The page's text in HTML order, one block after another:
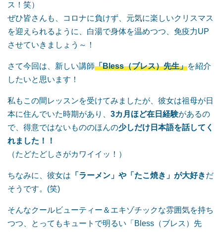
ス！笑）
ぜひ皆さんも、コロナに負けず、元気に楽しいクリスマス
を迎えられるように、白湯で身体を温めつつ、免疫力UP
させていきましょう～！
さて今回は、新しい講師「Bless（ブレス）先生」を紹介
したいと思います！
私もこの間レッスンを受けてみましたが、彼女は祖母が日
本に住んでいた時期があり、 3カ月ほど在日経験があるの
で、得意ではないもののほんの少しだけ日本語を話してく
れました！！
（たどたどしさがカワイイッ！）
ちなみに、彼女は 「ラーメン」や「たこ焼き」が大好きだ
そうです。(笑)
そんなクールビューティー＆エキゾチックな雰囲気を持ち
つつ、とってもキュートで明るい「Bless（ブレス）先